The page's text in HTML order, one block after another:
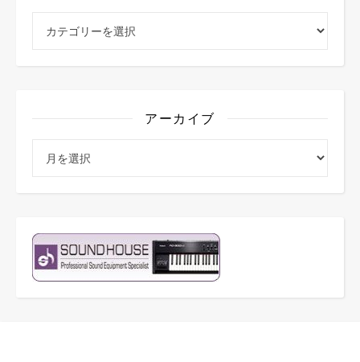
アーカイブ